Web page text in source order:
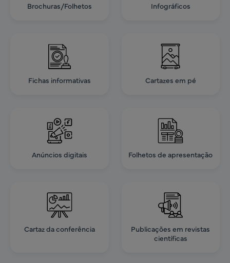
Brochuras/Folhetos Infográficos
Fichas informativas Cartazes em pé
Anúncios digitais Folhetos de apresentação
Cartaz da conferência
Publicações em revistas
científicas